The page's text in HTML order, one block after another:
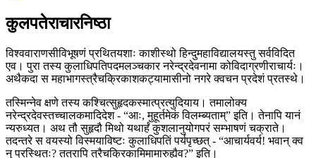
कुलपतेराचारनिष्ठा
विश्ववाराणसीविभूषणं प्रथितयशाः काशीस्थो हिन्दुमहाविद्यालयस्तु सर्वविदित
एव। पुरा तस्य कुलाधिपतिपदमलञ्चकार नरेन्द्रदेवनामा कोविदाग्रणीराचार्यः।
अथैकदा स महाभागस्त्रैचक्रिकाशकट्यामासीनो नगरे क्वचन प्रदेशं प्रतस्थे।
तस्मिन्नेव क्षणे तस्य कश्चित्सुहृदकस्मात्प्रत्युदियाय। तमालोक्य
नरेन्द्रदेवस्तच्चालकमादिदेश - “आः, मुहूर्तमेकं विलम्ब्यताम्” इति। तेनापि यानं
न्यरुध्यत। अथ तौ सुहृदौ मिथो यथार्हं कुशलानुयोगपरं सम्भाषणं चक्राते।
तदन्तरे स वयस्यो विस्मयाविष्टः कुलाधिपतिं पर्यपृच्छत् - “आचार्यवर्य! भवान् क्व
नु प्रस्थितः? तत्रापि त्रैचक्रिकामिमामारुह्यैव?” इति।